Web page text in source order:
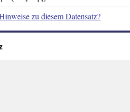
zu diesem Datensatz?